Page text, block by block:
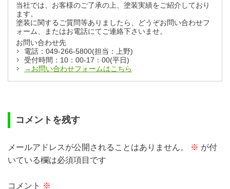
当社では、お客様のご了承の上、塗装実績をご紹介しており
ます。
塗装に関するご質問等ありましたら、どうぞお問い合わせフ
ォーム、またはお電話にてご連絡下さいませ。
お問い合わせ先
電話：049-266-5800(担当：上野)
受付時間：10：00-17：00(平日)
→お問い合わせフォームはこちら
コメントを残す
メールアドレスが公開されることはありません。 ※ が付
いている欄は必須項目です
コメント ※